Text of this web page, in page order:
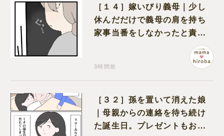
［１４］嫁いびり義母｜少し
休んだだけで義母の肩を持ち
家事当番をしなかったと責め
3時間前
［３２］孫を置いて消えた娘
｜母親からの連絡を待ち続け
た誕生日。プレゼントもお祝